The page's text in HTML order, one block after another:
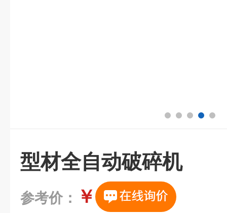
型材全自动破碎机
参考价： ￥